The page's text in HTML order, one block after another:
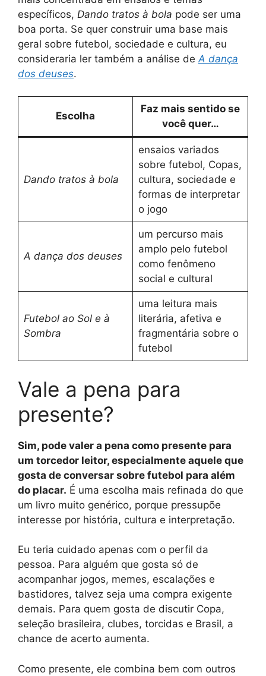
específicos, Dando tratos à bola pode ser uma
boa porta. Se quer construir uma base mais
geral sobre futebol, sociedade e cultura, eu
consideraria ler também a análise de A dança
dos deuses.
Escolha
Faz mais sentido se
você quer…
Dando tratos à bola
ensaios variados
sobre futebol, Copas,
cultura, sociedade e
formas de interpretar
o jogo
A dança dos deuses
um percurso mais
amplo pelo futebol
como fenômeno
social e cultural
Futebol ao Sol e à
Sombra
uma leitura mais
literária, afetiva e
fragmentária sobre o
futebol
Vale a pena para
presente?
Sim, pode valer a pena como presente para
um torcedor leitor, especialmente aquele que
gosta de conversar sobre futebol para além
do placar. É uma escolha mais refinada do que
um livro muito genérico, porque pressupõe
interesse por história, cultura e interpretação.
Eu teria cuidado apenas com o perfil da
pessoa. Para alguém que gosta só de
acompanhar jogos, memes, escalações e
bastidores, talvez seja uma compra exigente
demais. Para quem gosta de discutir Copa,
seleção brasileira, clubes, torcidas e Brasil, a
chance de acerto aumenta.
Como presente, ele combina bem com outros